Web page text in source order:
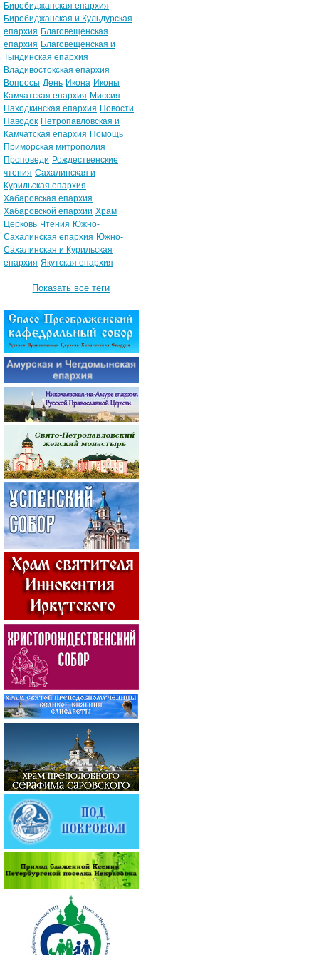
Биробиджанская епархия
Биробиджанская и Кульдурская
епархия Благовещенская
епархия Благовещенская и
Тындинская епархия
Владивостокская епархия
Вопросы День Икона Иконы
Камчатская епархия Миссия
Находкинская епархия Новости
Паводок Петропавловская и
Камчатская епархия Помощь
Приморская митрополия
Проповеди Рождественские
чтения Сахалинская и
Курильская епархия
Хабаровская епархия
Хабаровской епархии Храм
Церковь Чтения Южно-
Сахалинская епархия Южно-
Сахалинская и Курильская
епархия Якутская епархия
Показать все теги